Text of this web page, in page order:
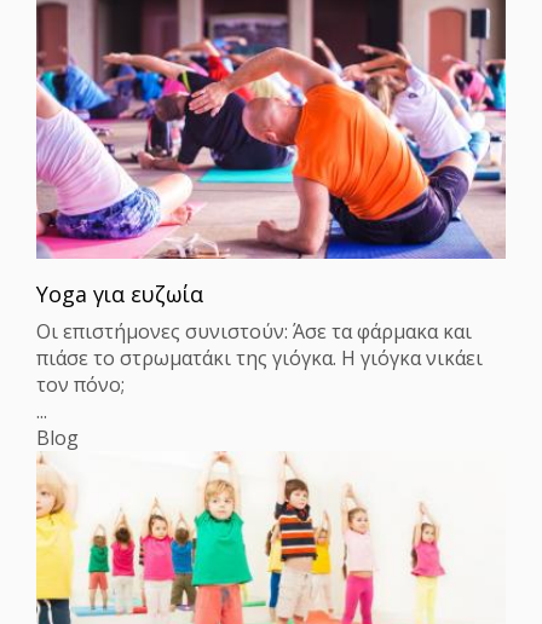
Yoga για ευζωία
Οι επιστήμονες συνιστούν: Άσε τα φάρμακα και
πιάσε το στρωματάκι της γιόγκα. Η γιόγκα νικάει
τον πόνο;
...
Blog